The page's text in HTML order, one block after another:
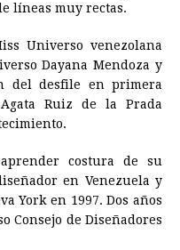
líneas muy rectas.
Universo venezolana
Dayana Mendoza y
del desfile en primera
Ruiz de la Prada
costura de su
en Venezuela y
York en 1997. Dos años
Consejo de Diseñadores